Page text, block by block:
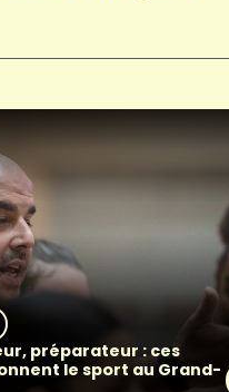
préparateur : ces
le sport au Grand-